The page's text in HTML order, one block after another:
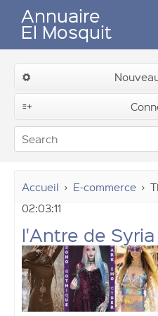
Annuaire
El Mosquit
Connexion
Soumettre un
Accueil E-commerce
02:03:11
l'Antre de Syria